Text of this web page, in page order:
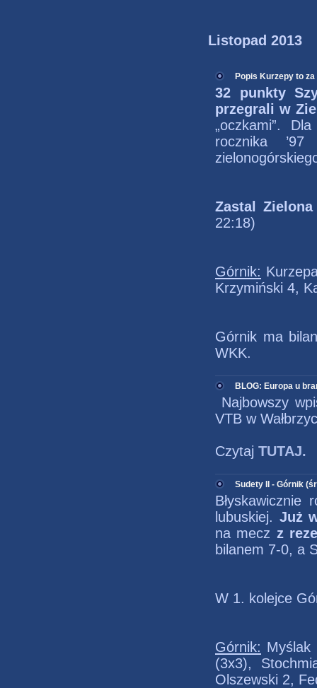
Listopad 2013
Popis Kurzepy to za
32 punkty
przegrali w
„oczkami”.
rocznika
Zastal
22:18)
Górnik:
Krzymiński 4,
Górnik ma
WKK.
BLOG: Europa u
Najbowszy
VTB w
Czytaj TUTAJ.
Sudety II - Górnik
lubuskiej. Już
na mecz z
bilanem 7-0, a
W 1. kolejce
Górnik: Myślak
(3x3),
Olszewski 2,